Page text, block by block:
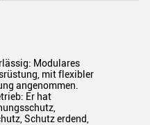
Modulares
mit flexibler
angenommen.
Er hat
Schutz erdend,